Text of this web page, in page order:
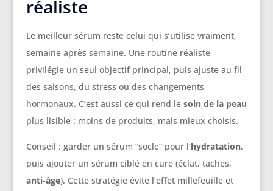
réaliste
Le meilleur sérum reste celui qui s’utilise vraiment,
semaine après semaine. Une routine réaliste
privilégie un seul objectif principal, puis ajuste au fil
des saisons, du stress ou des changements
hormonaux. C’est aussi ce qui rend le soin de la peau
plus lisible : moins de produits, mais mieux choisis.
Conseil : garder un sérum “socle” pour l’hydratation,
puis ajouter un sérum ciblé en cure (éclat, taches,
anti-âge). Cette stratégie évite l’effet millefeuille et